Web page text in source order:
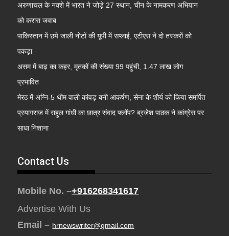
अरुणाचल के नक्शे में भारत ने जोड़े 27 स्थान, चीन के नामकरण अभियान
को करारा जवाब
पाकिस्तान में छपे जाली नोटों की यूपी में सप्लाई, एटीएस ने दो तस्करों को
पकड़ा
असम में बाढ़ का कहर, मृतकों की संख्या 99 पहुंची, 1.47 लाख लोग
प्रभावित
मेरठ में अग्नि-5 थीम वाली कांवड़ बनी आकर्षण, सेना के शौर्य को किया समर्पित
प्रयागराज में राहुल गांधी का छात्र संवाद फ्लॉप? ब्रजेश पाठक ने कांग्रेस पर
साधा निशाना
Contact Us
Mobile No. –+916268341617
Advertise With Us
Email – hrnewswriter@gmail.com